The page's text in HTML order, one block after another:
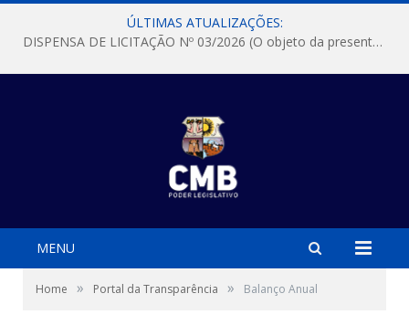
ÚLTIMAS ATUALIZAÇÕES:
DISPENSA DE LICITAÇÃO Nº 03/2026 (O objeto da presente dispensa é a escolha da proposta mais vantajosa para a aquisição, de aparelhos de ar condicionado, tipo Split, com material de instalação e fogão industrial, conforme condições, quantidades e exigências estabelecidas no termo de referencia e neste aviso de contratação direta e seus anexos)
MENU
Home » Portal da Transparência » Balanço Anual